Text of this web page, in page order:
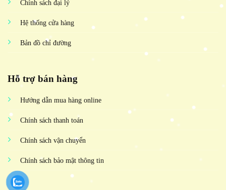
Chính sách đại lý
Hệ thống cửa hàng
Bản đồ chỉ đường
Hỗ trợ bán hàng
Hướng dẫn mua hàng online
Chính sách thanh toán
Chính sách vận chuyển
Chính sách bảo mật thông tin